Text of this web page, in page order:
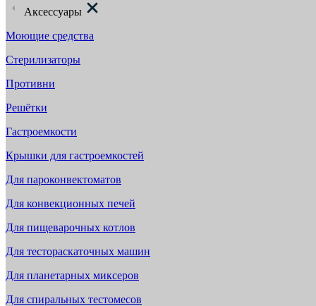
Аксессуары
Моющие средства
Стерилизаторы
Противни
Решётки
Гастроемкости
Крышки для гастроемкостей
Для пароконвектоматов
Для конвекционных печей
Для пищеварочных котлов
Для тестораскаточных машин
Для планетарных миксеров
Для спиральных тестомесов